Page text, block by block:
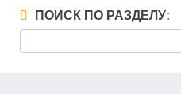
ПОИСК ПО РАЗДЕЛУ: